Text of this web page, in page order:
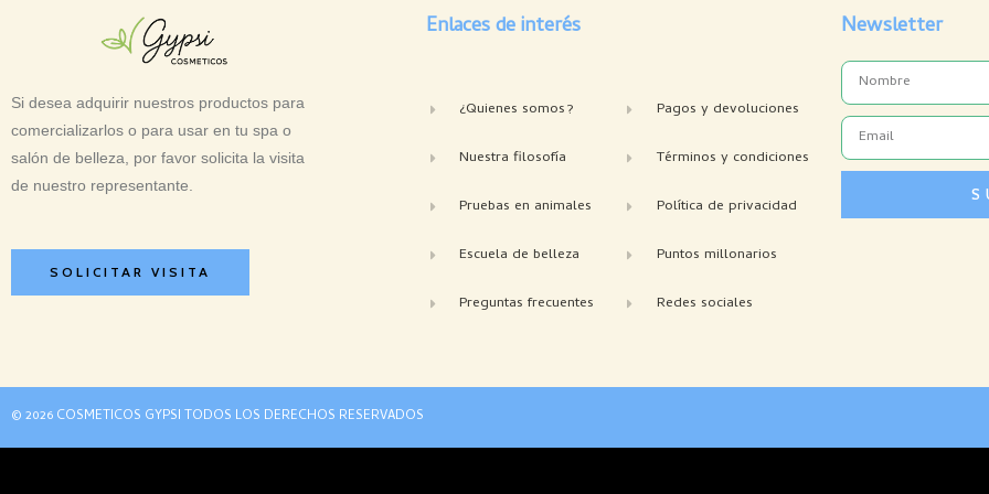
Si desea adquirir nuestros productos para
comercializarlos o para usar en tu spa o
salón de belleza, por favor solicita la visita
de nuestro representante.
SOLICITAR VISITA
Enlaces de interés
¿Quienes somos?
Nuestra filosofía
Pruebas en animales
Escuela de belleza
Preguntas frecuentes
Pagos y devoluciones
Términos y condiciones
Política de privacidad
Puntos millonarios
Redes sociales
Newsletter
Name
Email
© 2026 COSMETICOS GYPSI TODOS LOS DERECHOS RESERVADOS